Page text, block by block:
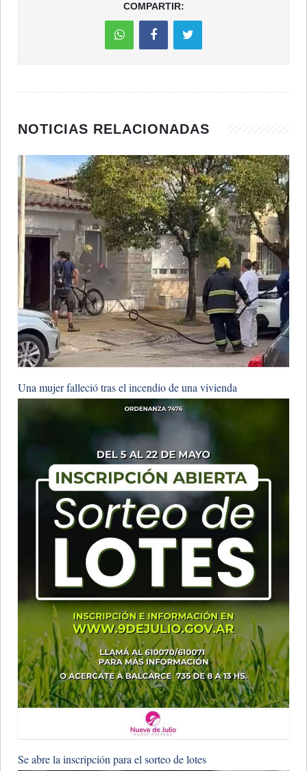
COMPARTIR:
NOTICIAS RELACIONADAS
Una mujer falleció tras el incendio de una vivienda
Se abre la inscripción para el sorteo de lotes